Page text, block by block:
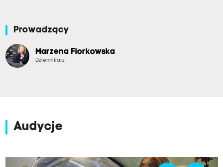
Prowadzący
Marzena Florkowska
Dziennikarz
Audycje